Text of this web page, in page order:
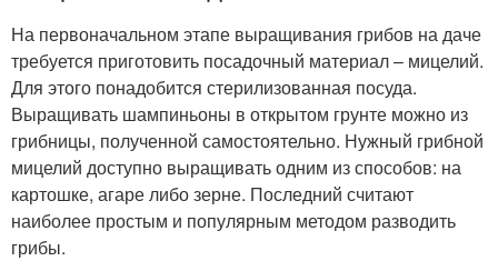
На первоначальном этапе выращивания грибов на даче
требуется приготовить посадочный материал – мицелий.
Для этого понадобится стерилизованная посуда.
Выращивать шампиньоны в открытом грунте можно из
грибницы, полученной самостоятельно. Нужный грибной
мицелий доступно выращивать одним из способов: на
картошке, агаре либо зерне. Последний считают
наиболее простым и популярным методом разводить
грибы.